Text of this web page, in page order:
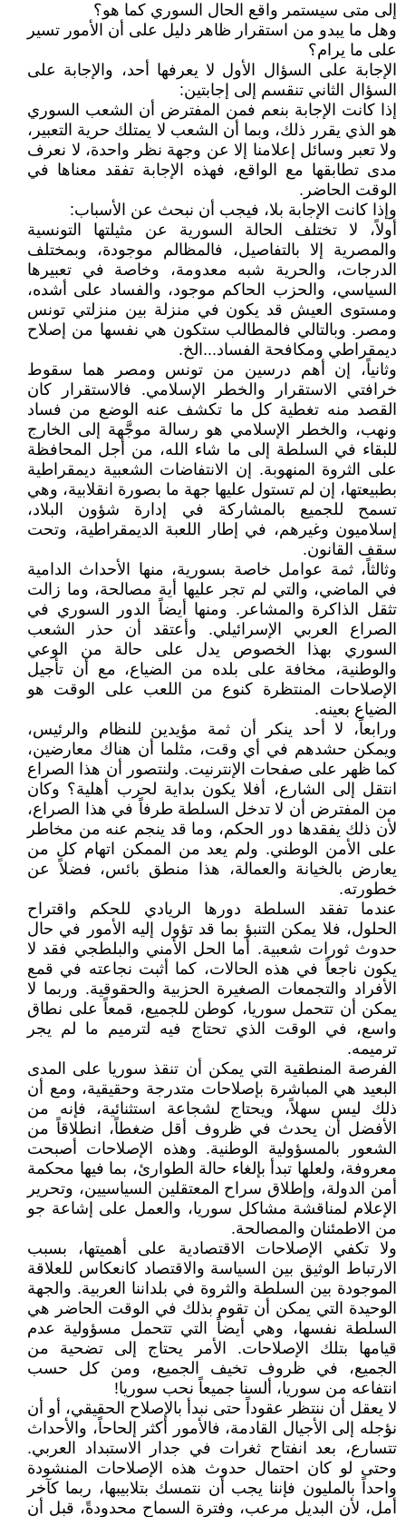
إلى متى سيستمر واقع الحال السوري كما هو؟
وهل ما يبدو من استقرار ظاهر دليل على أن الأمور تسير
على ما يرام؟
الإجابة على السؤال الأول لا يعرفها أحد، والإجابة على
السؤال الثاني تنقسم إلى إجابتين:
إذا كانت الإجابة بنعم فمن المفترض أن الشعب السوري
هو الذي يقرر ذلك، وبما أن الشعب لا يمتلك حرية التعبير،
ولا تعبر وسائل إعلامنا إلا عن وجهة نظر واحدة، لا نعرف
مدى تطابقها مع الواقع، فهذه الإجابة تفقد معناها في
الوقت الحاضر.
وإذا كانت الإجابة بلا، فيجب أن نبحث عن الأسباب:
أولاً، لا تختلف الحالة السورية عن مثيلتها التونسية
والمصرية إلا بالتفاصيل، فالمظالم موجودة، وبمختلف
الدرجات، والحرية شبه معدومة، وخاصة في تعبيرها
السياسي، والحزب الحاكم موجود، والفساد على أشده،
ومستوى العيش قد يكون في منزلة بين منزلتي تونس
ومصر. وبالتالي فالمطالب ستكون هي نفسها من إصلاح
ديمقراطي ومكافحة الفساد...الخ.
وثانياً، إن أهم درسين من تونس ومصر هما سقوط
خرافتي الاستقرار والخطر الإسلامي. فالاستقرار كان
القصد منه تغطية كل ما تكشف عنه الوضع من فساد
ونهب، والخطر الإسلامي هو رسالة موجَّهة إلى الخارج
للبقاء في السلطة إلى ما شاء الله، من أجل المحافظة
على الثروة المنهوبة. إن الانتفاضات الشعبية ديمقراطية
بطبيعتها، إن لم تستول عليها جهة ما بصورة انقلابية، وهي
تسمح للجميع بالمشاركة في إدارة شؤون البلاد،
إسلاميون وغيرهم، في إطار اللعبة الديمقراطية، وتحت
سقف القانون.
وثالثاً، ثمة عوامل خاصة بسورية، منها الأحداث الدامية
في الماضي، والتي لم تجر عليها أية مصالحة، وما زالت
تثقل الذاكرة والمشاعر. ومنها أيضاً الدور السوري في
الصراع العربي الإسرائيلي. وأعتقد أن حذر الشعب
السوري بهذا الخصوص يدل على حالة من الوعي
والوطنية، مخافة على بلده من الضياع، مع أن تأجيل
الإصلاحات المنتظرة كنوع من اللعب على الوقت هو
الضياع بعينه.
ورابعاً، لا أحد ينكر أن ثمة مؤيدين للنظام والرئيس،
ويمكن حشدهم في أي وقت، مثلما أن هناك معارضين،
كما ظهر على صفحات الإنترنيت. ولنتصور أن هذا الصراع
انتقل إلى الشارع، أفلا يكون بداية لحرب أهلية؟ وكان
من المفترض أن لا تدخل السلطة طرفاً في هذا الصراع،
لأن ذلك يفقدها دور الحكم، وما قد ينجم عنه من مخاطر
على الأمن الوطني. ولم يعد من الممكن اتهام كل من
يعارض بالخيانة والعمالة، هذا منطق بائس، فضلاً عن
خطورته.
عندما تفقد السلطة دورها الريادي للحكم واقتراح
الحلول، فلا يمكن التنبؤ بما قد تؤول إليه الأمور في حال
حدوث ثورات شعبية. أما الحل الأمني والبلطجي فقد لا
يكون ناجعاً في هذه الحالات، كما أثبت نجاعته في قمع
الأفراد والتجمعات الصغيرة الحزبية والحقوقية. وربما لا
يمكن أن تتحمل سوريا، كوطن للجميع، قمعاً على نطاق
واسع، في الوقت الذي تحتاج فيه لترميم ما لم يجر
ترميمه.
الفرصة المنطقية التي يمكن أن تنقذ سوريا على المدى
البعيد هي المباشرة بإصلاحات متدرجة وحقيقية، ومع أن
ذلك ليس سهلاً، ويحتاج لشجاعة استثنائية، فإنه من
الأفضل أن يحدث في ظروف أقل ضغطاً، انطلاقاً من
الشعور بالمسؤولية الوطنية. وهذه الإصلاحات أصبحت
معروفة، ولعلها تبدأ بإلغاء حالة الطوارئ، بما فيها محكمة
أمن الدولة، وإطلاق سراح المعتقلين السياسيين، وتحرير
الإعلام لمناقشة مشاكل سوريا، والعمل على إشاعة جو
من الاطمئنان والمصالحة.
ولا تكفي الإصلاحات الاقتصادية على أهميتها، بسبب
الارتباط الوثيق بين السياسة والاقتصاد كانعكاس للعلاقة
الموجودة بين السلطة والثروة في بلداننا العربية. والجهة
الوحيدة التي يمكن أن تقوم بذلك في الوقت الحاضر هي
السلطة نفسها، وهي أيضاً التي تتحمل مسؤولية عدم
قيامها بتلك الإصلاحات. الأمر يحتاج إلى تضحية من
الجميع، في ظروف تخيف الجميع، ومن كل حسب
انتفاعه من سوريا، ألسنا جميعاً نحب سوريا!
لا يعقل أن ننتظر عقوداً حتى نبدأ بالإصلاح الحقيقي، أو أن
نؤجله إلى الأجيال القادمة، فالأمور أكثر إلحاحاً، والأحداث
تتسارع، بعد انفتاح ثغرات في جدار الاستبداد العربي.
وحتى لو كان احتمال حدوث هذه الإصلاحات المنشودة
واحداً بالمليون فإننا يجب أن نتمسك بتلابيبها، ربما كآخر
أمل، لأن البديل مرعب، وفترة السماح محدودةً، قبل أن